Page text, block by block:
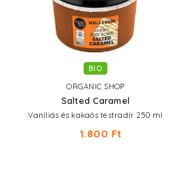
BIO
ORGANIC SHOP
Salted Caramel
Vaníliás és kakaós testradír 250 ml
1.800 Ft